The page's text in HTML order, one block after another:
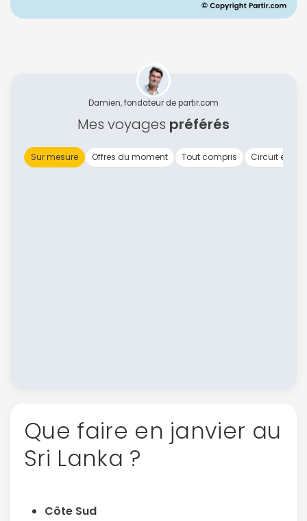
Damien, fondateur de partir.com
Mes voyages préférés
Sur mesure Offres du moment Tout compris Circuit en
Que faire en janvier au
Sri Lanka ?
Côte Sud